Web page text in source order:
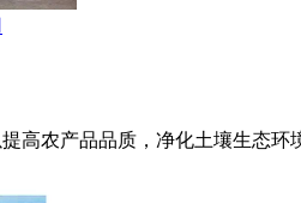
高农产品品质，净化土壤生态环